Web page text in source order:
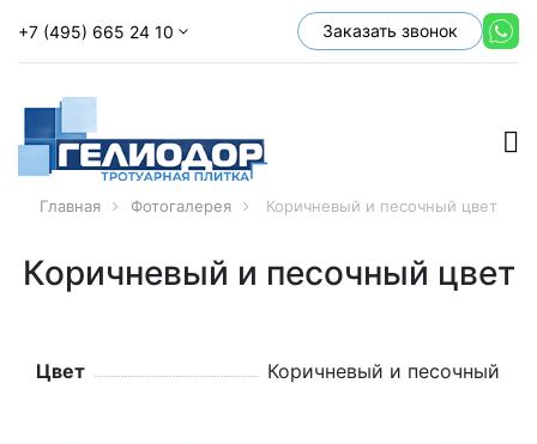
+7 (495) 665 24 10 Заказать звонок
Главная Фотогалерея Коричневый и песочный цвет
Коричневый и песочный цвет
Цвет Коричневый и песочный